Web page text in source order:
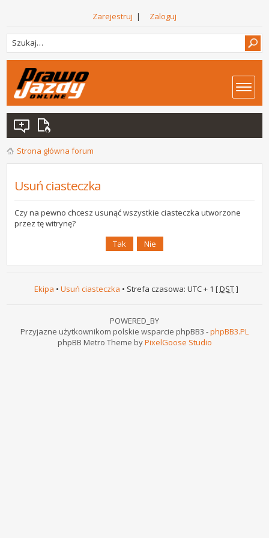
Zarejestruj | Zaloguj
Strona główna forum
Usuń ciasteczka
Czy na pewno chcesz usunąć wszystkie ciasteczka utworzone
przez tę witrynę?
Ekipa • Usuń ciasteczka • Strefa czasowa: UTC + 1 [DST]
POWERED_BY
Przyjazne użytkownikom polskie wsparcie phpBB3 -phpBB3.PL
phpBB Metro Theme byPixelGoose Studio